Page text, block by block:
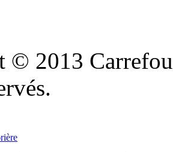
© 2013